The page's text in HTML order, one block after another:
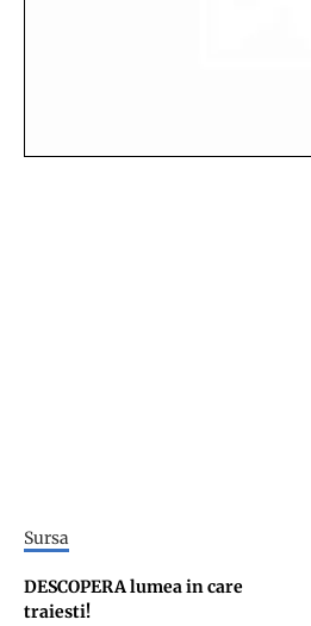
Sursa
DESCOPERA lumeain care
traiesti!